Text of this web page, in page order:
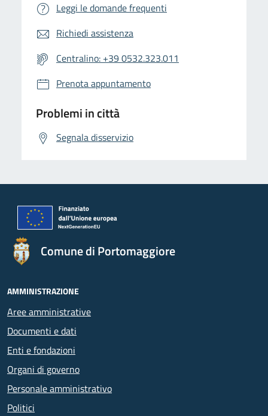
Leggi le domande frequenti
Richiedi assistenza
Centralino: +39 0532.323.011
Prenota appuntamento
Problemi in città
Segnala disservizio
Comune di Portomaggiore
AMMINISTRAZIONE
Aree amministrative
Documenti e dati
Enti e fondazioni
Organi di governo
Personale amministrativo
Politici